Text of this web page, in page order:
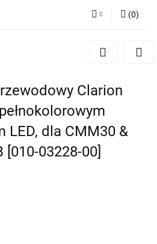
Zaloguj się
(0)
Clarion
LED, dla CMM30 &
[010-03228-00]